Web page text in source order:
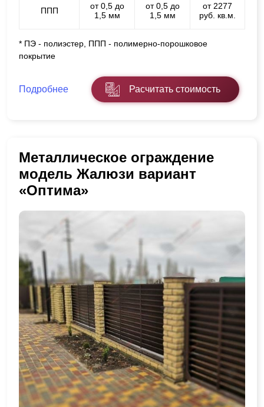
ППП
от 0,5 до
1,5 мм
от 0,5 до
1,5 мм
от 2277
руб. кв.м.
* ПЭ - полиэстер, ППП - полимерно-порошковое
покрытие
Подробнее Расчитать стоимость
Металлическое ограждение
модель Жалюзи вариант
«Оптима»